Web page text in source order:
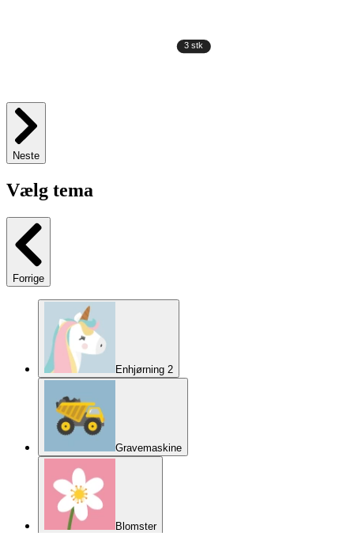
Neste
Vælg tema
Forrige
Enhjørning 2
Gravemaskine
Blomster